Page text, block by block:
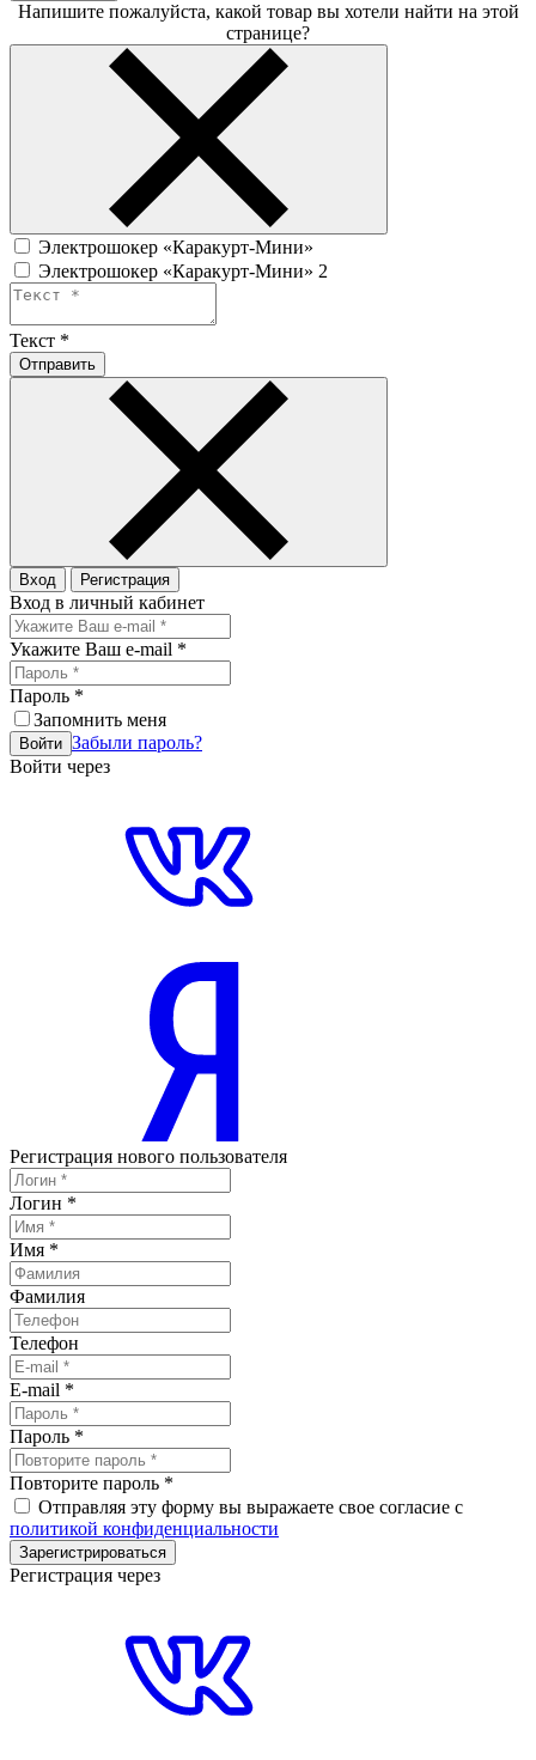
Напишите пожалуйста, какой товар вы хотели найти на этой
странице?
Электрошокер «Каракурт-Мини»
Электрошокер «Каракурт-Мини» 2
Текст *
Отправить
Вход Регистрация
Вход в личный кабинет
Укажите Ваш e-mail *
Пароль *
Запомнить меня
Войти Забыли пароль?
Войти через
Регистрация нового пользователя
Логин *
Имя *
Фамилия
Телефон
E-mail *
Пароль *
Повторите пароль *
Отправляя эту форму вы выражаете свое согласие с
политикой конфиденциальности
Зарегистрироваться
Регистрация через